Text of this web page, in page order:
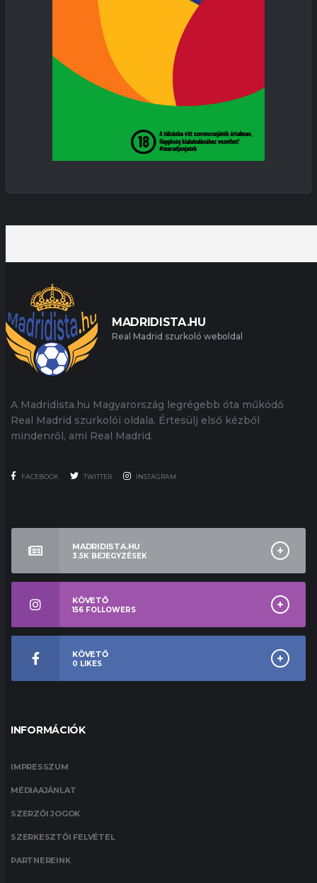
MADRIDISTA.HU
Real Madrid szurkoló weboldal
A Madridista.hu Magyarország legrégebb óta működő
Real Madrid szurkolói oldala. Értesülj első kézből
mindenről, ami Real Madrid.
FACEBOOK TWITTER INSTAGRAM
MADRIDISTA.HU
3.5K BEJEGYZÉSEK
KÖVETŐ
156 FOLLOWERS
KÖVETŐ
0 LIKES
INFORMÁCIÓK
IMPRESSZUM
MÉDIAAJÁNLAT
SZERZŐI JOGOK
SZERKESZTŐI FELVÉTEL
PARTNEREINK